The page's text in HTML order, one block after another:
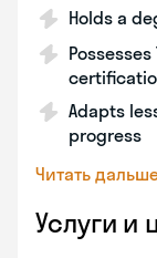
Holds a
Possesses
Adapts
progress
Читать
Услуги и